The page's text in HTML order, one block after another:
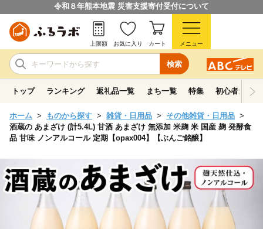
令和８年熊本地震 災害支援寄付受付について
検索
上限額 お気に入り カート メニュー
トップ ランキング 返礼品一覧 まち一覧 特集 初心者ガイド
ホーム ものから探す 雑貨・日用品
その他雑貨・日用品
酒蔵の あまざけ (計5.4L) 甘酒 あまざけ 無添加 米麹 米 国産 麹 発酵食
品 甘味 ノンアルコール 定期【opax004】【ぶんご銘醸】